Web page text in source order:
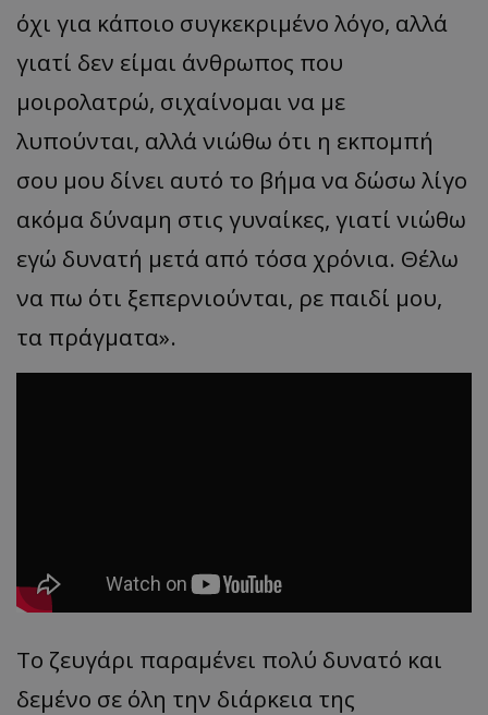
όχι για κάποιο συγκεκριμένο λόγο, αλλά
γιατί δεν είμαι άνθρωπος που
μοιρολατρώ, σιχαίνομαι να με
λυπούνται, αλλά νιώθω ότι η εκπομπή
σου μου δίνει αυτό το βήμα να δώσω λίγο
ακόμα δύναμη στις γυναίκες, γιατί νιώθω
εγώ δυνατή μετά από τόσα χρόνια. Θέλω
να πω ότι ξεπερνιούνται, ρε παιδί μου,
τα πράγματα».
Το ζευγάρι παραμένει πολύ δυνατό και
δεμένο σε όλη την διάρκεια της